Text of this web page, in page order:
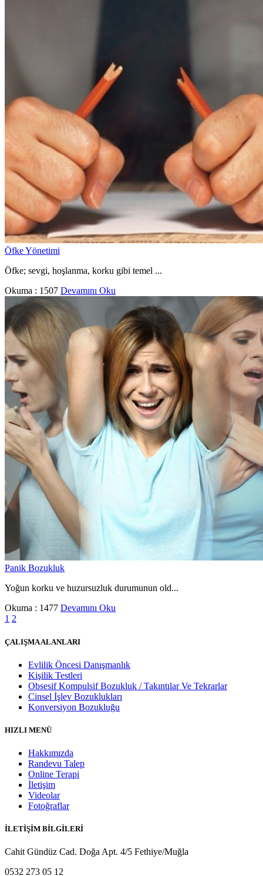
Öfke Yönetimi
Öfke; sevgi, hoşlanma, korku gibi temel ...
Okuma : 1507 Devamını Oku
Panik Bozukluk
Yoğun korku ve huzursuzluk durumunun old...
Okuma : 1477 Devamını Oku
1 2
ÇALIŞMA ALANLARI
Evlilik Öncesi Danışmanlık
Kişilik Testleri
Obsesif Kompulsif Bozukluk / Takıntılar Ve Tekrarlar
Cinsel İşlev Bozuklukları
Konversiyon Bozukluğu
HIZLI MENÜ
Hakkımızda
Randevu Talep
Online Terapi
İletişim
Videolar
Fotoğraflar
İLETİŞİM BİLGİLERİ
Cahit Gündüz Cad. Doğa Apt. 4/5 Fethiye/Muğla
0532 273 05 12